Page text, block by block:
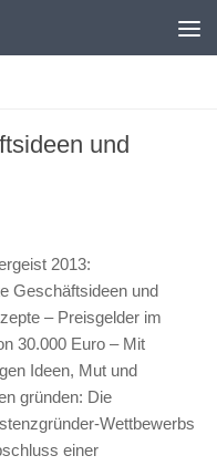
und
2013:
Geschäftsideen und
– Preisgelder im
30.000 Euro –Mit
Ideen, Mut und
gründen: Die
Wettbewerbs
einer